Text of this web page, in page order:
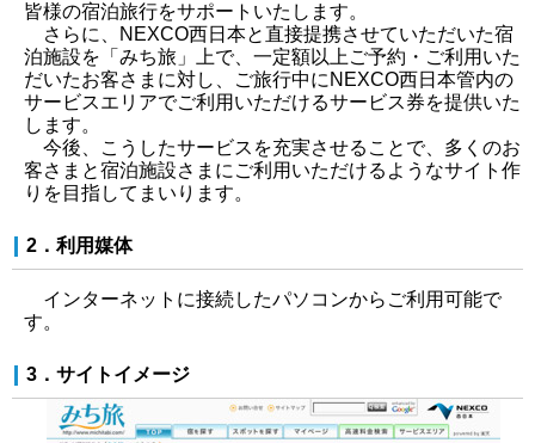
皆様の宿泊旅行をサポートいたします。
さらに、NEXCO西日本と直接提携させていただいた宿
泊施設を「みち旅」上で、一定額以上ご予約・ご利用いた
だいたお客さまに対し、ご旅行中にNEXCO西日本管内の
サービスエリアでご利用いただけるサービス券を提供いた
します。
今後、こうしたサービスを充実させることで、多くのお
客さまと宿泊施設さまにご利用いただけるようなサイト作
りを目指してまいります。
2．利用媒体
インターネットに接続したパソコンからご利用可能で
す。
3．サイトイメージ